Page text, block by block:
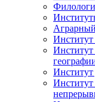
Институт
Институт
Институт